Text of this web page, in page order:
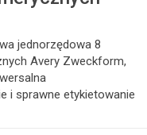
jednorzędowa 8
Avery Zweckform,
i sprawne etykietowanie